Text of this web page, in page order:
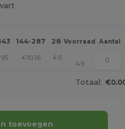
144-287 288 + Meer
Voorraad Aantal
€10.16 € 9.38 +
49
Totaal:
toevoegen